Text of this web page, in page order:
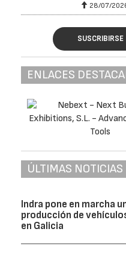
28/07/
SUSCRIBIRSE
ENLACES
ÚLTIMAS NOTICIAS
Indra pone en marcha
producción de
en Galicia